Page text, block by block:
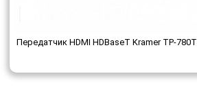
Передатчик HDMI HDBaseT Kramer TP-780T